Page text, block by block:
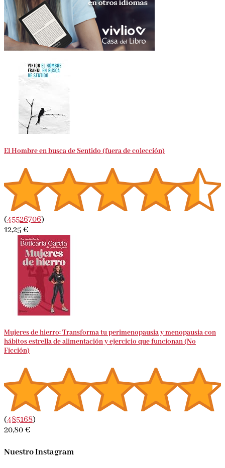
El Hombre en busca de Sentido (fuera de colección)
(45526706)
12,25 €
Mujeres de hierro: Transforma tu perimenopausia y menopausia con
hábitos estrella de alimentación y ejercicio que funcionan (No
Ficción)
(485168)
20,80 €
Nuestro Instagram